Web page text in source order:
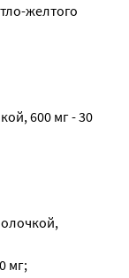
желтого
600 мг - 30
мг;